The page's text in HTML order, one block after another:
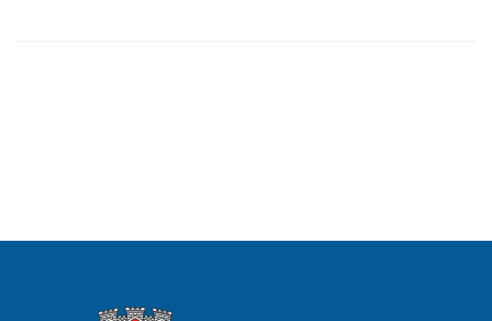
Ouvidoria
Portal do Servidor